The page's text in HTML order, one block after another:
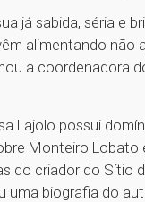
já sabida, séria e
alimentando não
a coordenadora
Lajolo possui
Monteiro Lobato
do criador do Sítio
uma biografia do